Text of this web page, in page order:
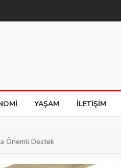
YAŞAM İLETIŞIM
Önemli Destek